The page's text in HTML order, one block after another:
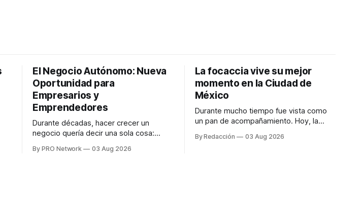
El Negocio Autónomo: Nueva
Oportunidad para
Empresarios y
Emprendedores
Durante décadas, hacer crecer un
negocio quería decir una sola cosa:
anuncios, un especialista en marketing
By PRO Network 03 Aug 2026
La focaccia vive su mejor
momento en la Ciudad de
México
Durante mucho tiempo fue vista como
un pan de acompañamiento. Hoy, la
platillos favoritos de quienes buscan
By Redacción 03 Aug 2026